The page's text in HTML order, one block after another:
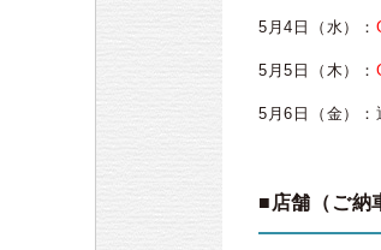
5月4日（水）：
5月5日（木）：
5月6日（金）：
■店舗（ご納